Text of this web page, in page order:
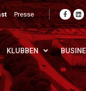
Presse
KLUBBEN